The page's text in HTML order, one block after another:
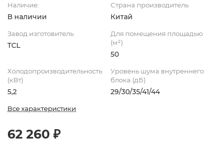
Наличие:
В наличии
Страна производитель
Китай
Завод изготовитель
TCL
Для помещения площадью
(м²)
50
Холодопроизводительность
(кВт)
5,2
Уровень шума внутреннего
блока (дБ)
29/30/35/41/44
Все характеристики
62 260 ₽